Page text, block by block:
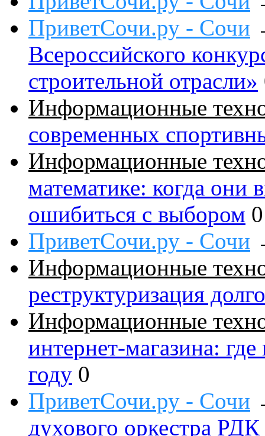
ПриветСочи.ру - Сочи
Всероссийского
строительной отрасли»
Информационные
современных
Информационные
математике: когда они
ошибиться с выбором 0
ПриветСочи.ру - Сочи
Информационные
реструктуризация
Информационные
интернет-магазина:
году 0
ПриветСочи.ру - Сочи
духового оркестра